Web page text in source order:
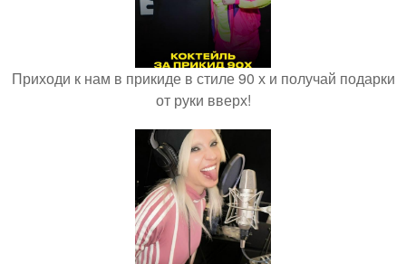
Приходи к нам в прикиде в стиле 90 х и получай подарки
от руки вверх!